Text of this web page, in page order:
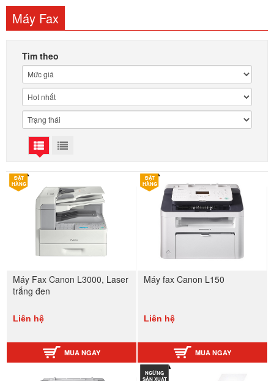
Máy Fax
Tìm theo
ĐẶT
HÀNG
Máy Fax Canon L3000, Laser
trắng đen
Liên hệ
MUA NGAY
ĐẶT
HÀNG
Máy fax Canon L150
Liên hệ
MUA NGAY
NGỪNG
SẢN XUẤT